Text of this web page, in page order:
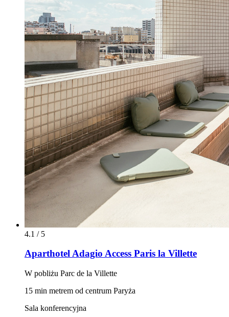
4.1 / 5
Aparthotel Adagio Access Paris la Villette
W pobliżu Parc de la Villette
15 min metrem od centrum Paryża
Sala konferencyjna